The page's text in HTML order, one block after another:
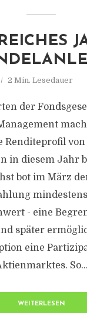
2 Min. Lesedauer
der
Renditeprofil von
in diesem Jahr
bot im März
- eine
später
eine
So...
WEITERLESEN